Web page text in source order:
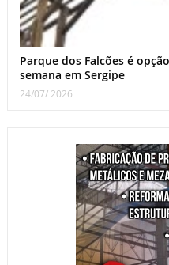
Parque dos Falcões é
semana em Sergipe
24/07/ 2026